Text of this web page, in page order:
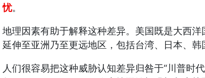
忧。
地理因素有助于解释这种差异。美国既是大西
延伸至亚洲乃至更远地区，包括台湾、日本、
人们很容易把这种威胁认知差异归咎于“川普时代